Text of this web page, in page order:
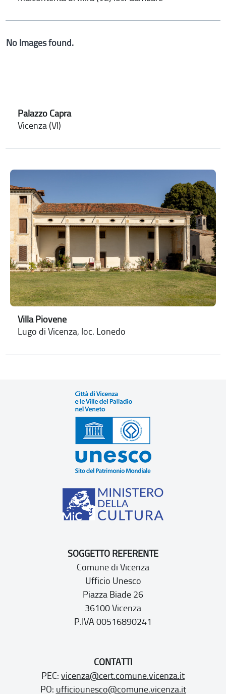
No Images found.
Palazzo Capra
Vicenza (VI)
Villa Piovene
Lugo di Vicenza, loc. Lonedo
SOGGETTO REFERENTE
Comune di Vicenza
Ufficio Unesco
Piazza Biade 26
36100 Vicenza
P.IVA 00516890241
CONTATTI
PEC: vicenza@cert.comune.vicenza.it
PO: ufficiounesco@comune.vicenza.it